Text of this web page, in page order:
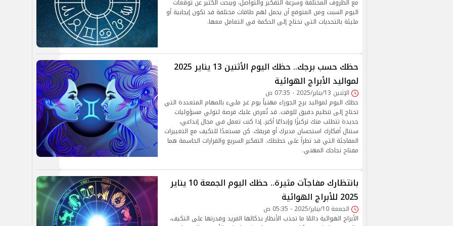
مع الظروف المختلفة وسرعة التفكير والتواصل، ويبحث الكثير عن توقعات
اليوم السبت ومن المتوقع أن يحمل لهم طاقات مختلفة قد تكون إيجابية أو
مليئة بالتحديات التي تحتاج إلى الحكمة في التعامل معها.
حظك حسب برجك.. حظك اليوم الأثنين 13 يناير 2025
لمواليد الأبراج الهوائية
الإثنين 13/يناير/2025 - 07:35 ص
حظك اليوم لمواليد برج الجوزاء مهنياً يوم غدٍ مليء بالمهام المتعددة التي
تحتاج إلى تنظيم دقيق للوقت. قد تُعرض عليك فرصة لتولي مسؤوليات
جديدة تتطلب منك تركيزًا وإبداعًا أكبر. إذا كنت تعمل في مجال إبداعي،
ستنال أفكارك استحسان مديرك أو فريقك. كن مستعدًا للتكيف مع التغييرات
المفاجئة التي قد تطرأ على خططك. التفكير السريع والقرارات الحاسمة هما
مفتاح نجاحك المهني.
بانتظارك مفاجآت مثيرة.. حظك اليوم الجمعة 10 يناير
2025 للأبراج الهوائية
الجمعة 10/يناير/2025 - 05:35 ص
الأبراج الهوائية دائمًا ما تجذب الأنظار بذكائها الفريد وقدرتها على التكيف،